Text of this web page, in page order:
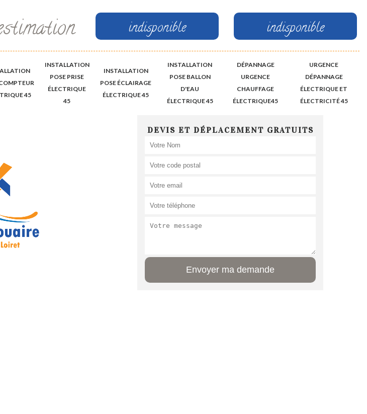
indisponible indisponible
45
INSTALLATION
POSE PRISE
ÉLECTRIQUE
45
INSTALLATION
POSE ÉCLAIRAGE
ÉLECTRIQUE 45
INSTALLATION
POSE BALLON
D'EAU
ÉLECTRIQUE 45
DÉPANNAGE
URGENCE
CHAUFFAGE
ÉLECTRIQUE45
URGENCE
DÉPANNAGE
ÉLECTRIQUE ET
ÉLECTRICITÉ 45
DEVIS ET DÉPLACEMENT GRATUITS